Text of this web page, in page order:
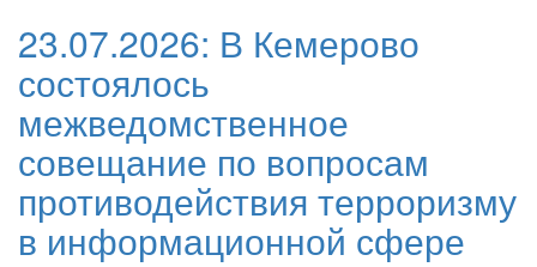
23.07.2026: В Кемерово
состоялось
межведомственное
совещание по вопросам
противодействия терроризму
в информационной сфере